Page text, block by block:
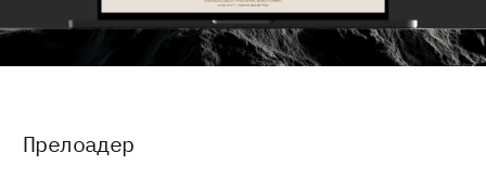
Прелоадер